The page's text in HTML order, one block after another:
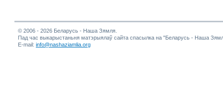
© 2006 - 2026 Беларусь - Наша Зямля.
Пад час выкарыстаньня матэрыялаў сайта спасылка на "Беларусь - Наша
E-mail: info@nashaziamlia.org